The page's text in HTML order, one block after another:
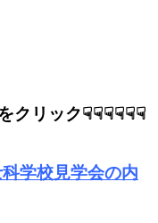
クリック☟☟☟☟☟☟
学校見学会の内